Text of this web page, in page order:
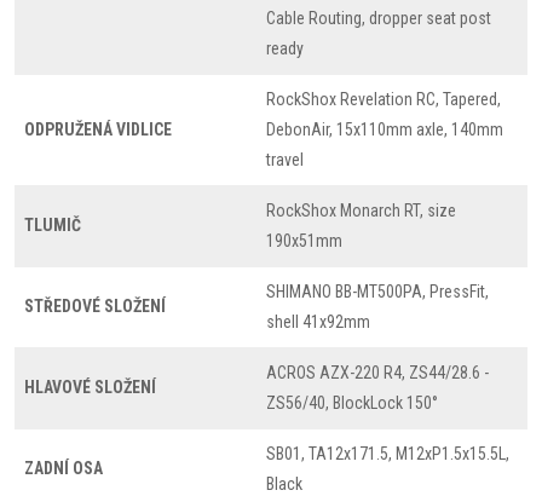
Cable Routing, dropper seat post
ready
ODPRUŽENÁ VIDLICE
RockShox Revelation RC, Tapered,
DebonAir, 15x110mm axle, 140mm
travel
TLUMIČ
RockShox Monarch RT, size
190x51mm
STŘEDOVÉ SLOŽENÍ
SHIMANO BB-MT500PA, PressFit,
shell 41x92mm
HLAVOVÉ SLOŽENÍ
ACROS AZX-220 R4, ZS44/28.6 -
ZS56/40, BlockLock 150°
ZADNÍ OSA
SB01, TA12x171.5, M12xP1.5x15.5L,
Black